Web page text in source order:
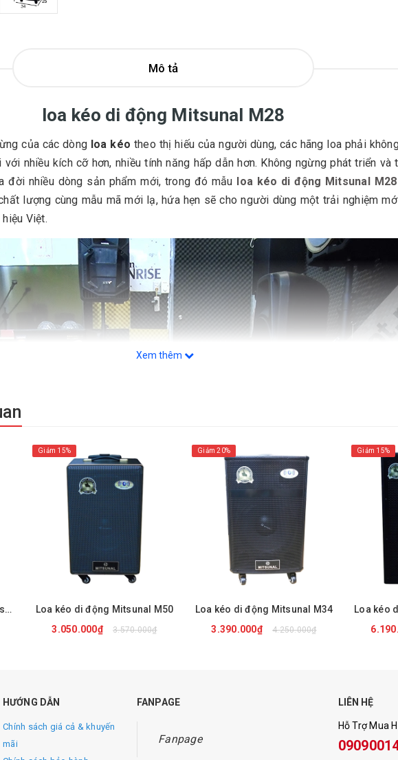
Mô tả
loa kéo di động Mitsunal M28
của các dòng loa kéo theo thị hiếu của người dùng, các hãng loa phải
nhiều kích cỡ hơn, nhiều tính năng hấp dẫn hơn. Không ngừng phát triển và
đời nhiều dòng sản phẩm mới, trong đó mẫu loa kéo di động Mitsunal M28
lượng cùng mẫu mã mới lạ, hứa hẹn sẽ cho người dùng một trải nghiệm
Việt.
1 micro đeo đầu, 1 dây sạc
Xem thêm
Loa kéo di động 2 bass Mitsunal M88
Giảm 15%
Loa kéo di động Mitsunal M50
3.050.000₫
3.570.000₫
Giảm 20%
Loa kéo di động Mitsunal M34
3.390.000₫
4.250.000₫
Giảm 15%
HƯỚNG DẪN
Chính sách giá cả & khuyến
mãi
FANPAGE
Fanpage
LIÊN HỆ
Hỗ Trợ Mua